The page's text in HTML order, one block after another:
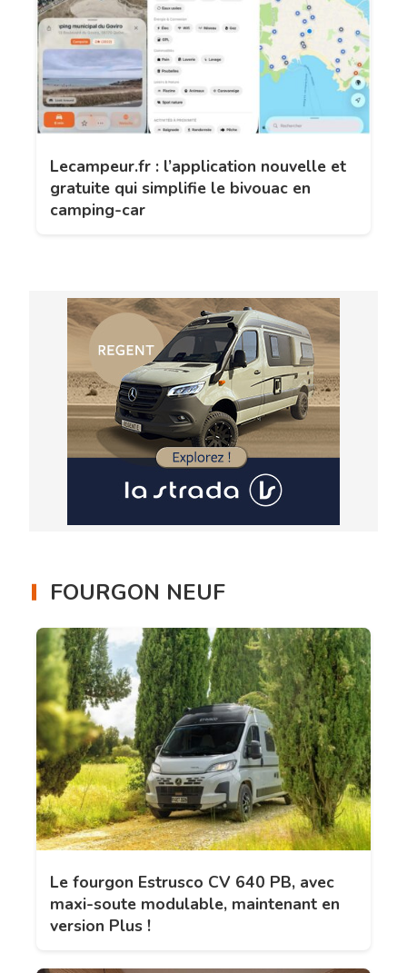
Lecampeur.fr : l’application nouvelle et
gratuite qui simplifie le bivouac en
camping-car
FOURGON NEUF
Le fourgon Estrusco CV 640 PB, avec
maxi-soute modulable, maintenant en
version Plus !